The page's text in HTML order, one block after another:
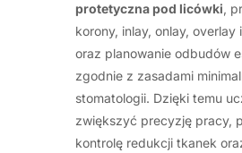
protetyczna pod licówki,
korony, inlay, onlay, overlay
oraz planowanie odbudów
zgodnie z zasadami
stomatologii. Dzięki temu
zwiększyć precyzję pracy,
kontrolę redukcji tkanek